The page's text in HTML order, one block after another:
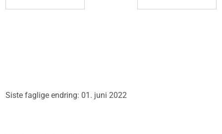
Siste faglige endring: 01. juni 2022